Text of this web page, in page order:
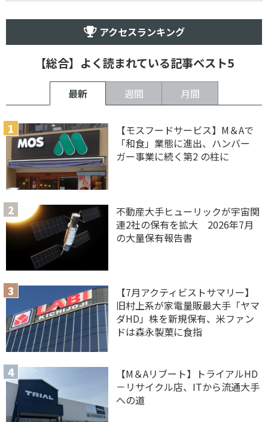
アクセスランキング
【総合】よく読まれている記事ベスト5
最新 週間 月間
【モスフードサービス】M＆Aで
「和食」業態に進出、ハンバー
ガー事業に続く第2 の柱に
不動産大手ヒューリックが宇宙関
連2社の保有を拡大 2026年7月
の大量保有報告書
【7月アクティビストサマリー】
旧村上系が家電量販最大手「ヤマ
ダHD」株を新規保有、米ファン
ドは森永製菓に食指
【M＆Aリブート】トライアルHD
－リサイクル店、ITから流通大手
への道